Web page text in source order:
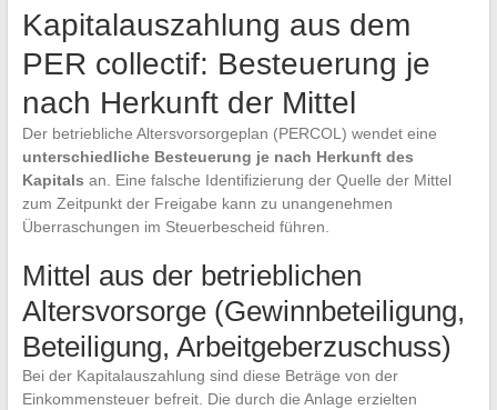
Kapitalauszahlung aus dem
PER collectif: Besteuerung je
nach Herkunft der Mittel
Der betriebliche Altersvorsorgeplan (PERCOL) wendet eine
unterschiedliche Besteuerung je nach Herkunft des
Kapitals an. Eine falsche Identifizierung der Quelle der Mittel
zum Zeitpunkt der Freigabe kann zu unangenehmen
Überraschungen im Steuerbescheid führen.
Mittel aus der betrieblichen
Altersvorsorge (Gewinnbeteiligung,
Beteiligung, Arbeitgeberzuschuss)
Bei der Kapitalauszahlung sind diese Beträge von der
Einkommensteuer befreit. Die durch die Anlage erzielten